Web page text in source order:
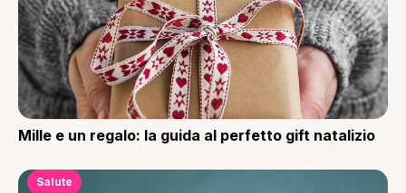
Mille e un regalo: la guida al perfetto gift natalizio
Salute